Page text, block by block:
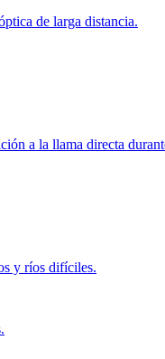
de larga distancia.
a la llama directa
y ríos difíciles.